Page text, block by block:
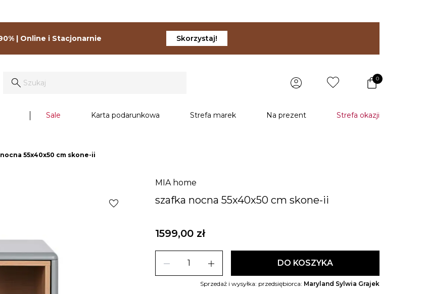
| Online i Stacjonarnie Skorzystaj!
0
Sale Karta podarunkowa Strefa marek Na prezent Strefa okazji
55x40x50 cm skone-ii
MIA home
szafka nocna 55x40x50 cm skone-ii
1599,00 zł
remove add DO KOSZYKA
Sprzedaż i wysyłka: przedsiębiorca: Maryland Sylwia Grajek
favorite